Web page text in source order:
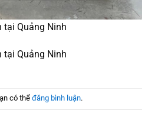
Quảng Ninh
Quảng Ninh
có thể đăng bình luận.